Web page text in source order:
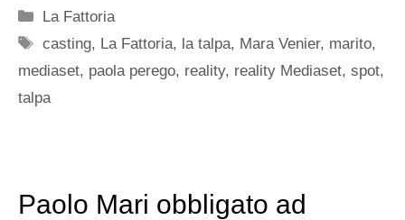
Categorie
La Fattoria
Tag
casting, La Fattoria, la talpa, Mara Venier, marito,
mediaset, paola perego, reality, reality Mediaset, spot,
talpa
Paolo Mari obbligato ad